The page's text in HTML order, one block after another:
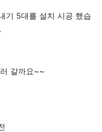
기 5대를 설치 시공 했습
갈까요~~